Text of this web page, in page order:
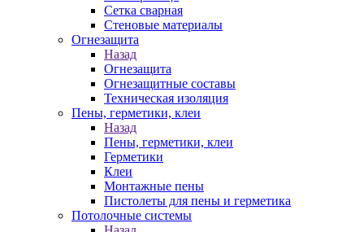
Сетка сварная
Стеновые материалы
Огнезащита
Назад
Огнезащита
Огнезащитные составы
Техническая изоляция
Пены, герметики, клеи
Назад
Пены, герметики, клеи
Герметики
Клеи
Монтажные пены
Пистолеты для пены и герметика
Потолочные системы